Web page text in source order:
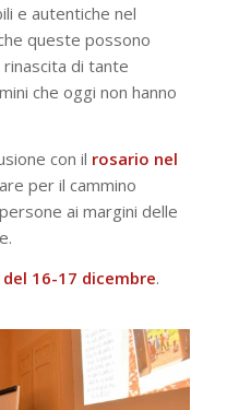
e autentiche nel
queste possono
di tante
che oggi non hanno
con il rosario nel
per il cammino
ai margini delle
16-17 dicembre.